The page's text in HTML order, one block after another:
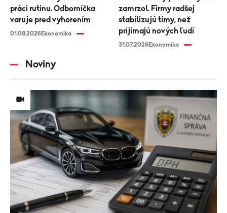
práci rutinu. Odborníčka
varuje pred vyhorením
01.08.2026Ekonomika
zamrzol. Firmy radšej
stabilizujú tímy, než
prijímajú nových ľudí
31.07.2026Ekonomika
Noviny